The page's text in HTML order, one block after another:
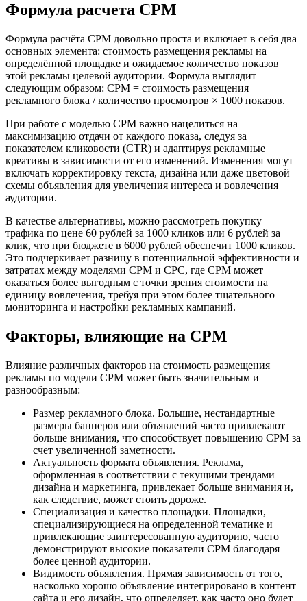
Формула расчета CPM
Формула расчёта CPM довольно проста и включает в себя два
основных элемента: стоимость размещения рекламы на
определённой площадке и ожидаемое количество показов
этой рекламы целевой аудитории. Формула выглядит
следующим образом: CPM = стоимость размещения
рекламного блока / количество просмотров × 1000 показов.
При работе с моделью CPM важно нацелиться на
максимизацию отдачи от каждого показа, следуя за
показателем кликовости (CTR) и адаптируя рекламные
креативы в зависимости от его изменений. Изменения могут
включать корректировку текста, дизайна или даже цветовой
схемы объявления для увеличения интереса и вовлечения
аудитории.
В качестве альтернативы, можно рассмотреть покупку
трафика по цене 60 рублей за 1000 кликов или 6 рублей за
клик, что при бюджете в 6000 рублей обеспечит 1000 кликов.
Это подчеркивает разницу в потенциальной эффективности и
затратах между моделями CPM и CPC, где CPM может
оказаться более выгодным с точки зрения стоимости на
единицу вовлечения, требуя при этом более тщательного
мониторинга и настройки рекламных кампаний.
Факторы, влияющие на CPM
Влияние различных факторов на стоимость размещения
рекламы по модели CPM может быть значительным и
разнообразным:
Размер рекламного блока. Большие, нестандартные
размеры баннеров или объявлений часто привлекают
больше внимания, что способствует повышению CPM за
счет увеличенной заметности.
Актуальность формата объявления. Реклама,
оформленная в соответствии с текущими трендами
дизайна и маркетинга, привлекает больше внимания и,
как следствие, может стоить дороже.
Специализация и качество площадки. Площадки,
специализирующиеся на определенной тематике и
привлекающие заинтересованную аудиторию, часто
демонстрируют высокие показатели CPM благодаря
более ценной аудитории.
Видимость объявления. Прямая зависимость от того,
насколько хорошо объявление интегрировано в контент
сайта и его дизайн, что определяет, как часто оно будет